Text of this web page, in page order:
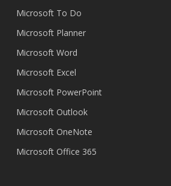
Microsoft To Do
Microsoft Planner
Microsoft Word
Microsoft Excel
Microsoft PowerPoint
Microsoft Outlook
Microsoft OneNote
Microsoft Office 365